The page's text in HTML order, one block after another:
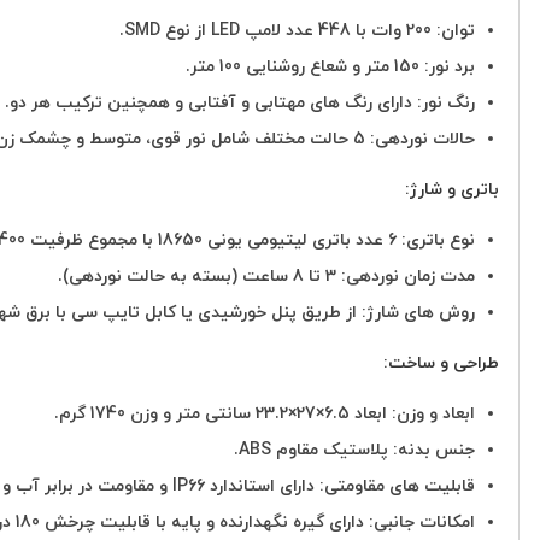
توان: 200 وات با 448 عدد لامپ LED از نوع SMD.
برد نور: 150 متر و شعاع روشنایی 100 متر.
رنگ نور: دارای رنگ های مهتابی و آفتابی و همچنین ترکیب هر دو.
حالات نوردهی: 5 حالت مختلف شامل نور قوی، متوسط و چشمک زن پلیسی (قرمز و آبی).
باتری و شارژ:
نوع باتری: 6 عدد باتری لیتیومی یونی 18650 با مجموع ظرفیت 22,400 میلی آمپر.
مدت زمان نوردهی: 3 تا 8 ساعت (بسته به حالت نوردهی).
روش های شارژ: از طریق پنل خورشیدی یا کابل تایپ سی با برق
طراحی و ساخت:
ابعاد و وزن: ابعاد 6.5×27×23.2 سانتی متر و وزن 1740 گرم.
جنس بدنه: پلاستیک مقاوم ABS.
قابلیت های مقاومتی: دارای استاندارد IP66 و مقاومت در برابر آب و گردوغبار.
امکانات جانبی: دارای گیره نگهدارنده و پایه با قابلیت چرخش 180 درجه.